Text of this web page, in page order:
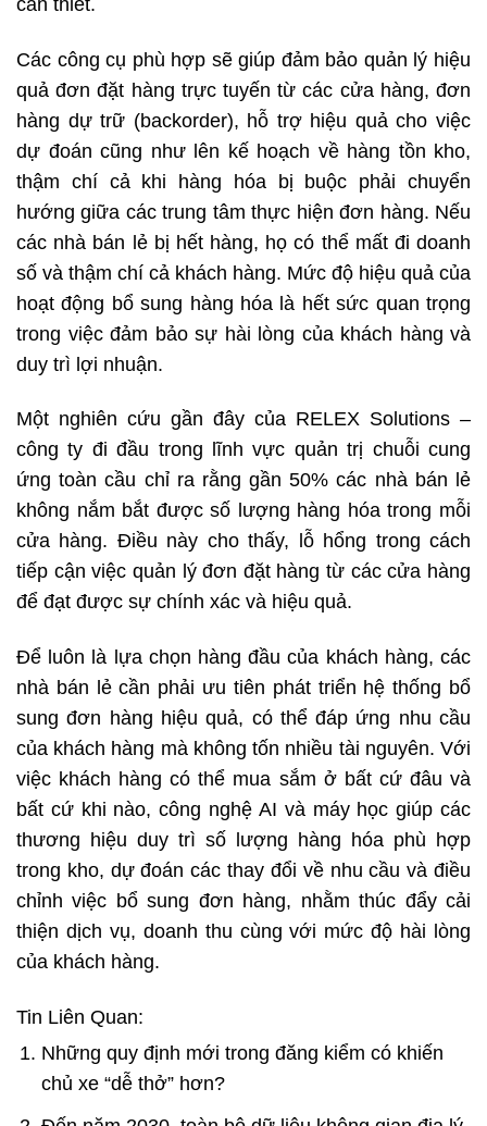
Các công cụ phù hợp sẽ giúp đảm bảo quản lý hiệu
quả đơn đặt hàng trực tuyến từ các cửa hàng, đơn
hàng dự trữ (backorder), hỗ trợ hiệu quả cho việc
dự đoán cũng như lên kế hoạch về hàng tồn kho,
thậm chí cả khi hàng hóa bị buộc phải chuyển
hướng giữa các trung tâm thực hiện đơn hàng. Nếu
các nhà bán lẻ bị hết hàng, họ có thể mất đi doanh
số và thậm chí cả khách hàng. Mức độ hiệu quả của
hoạt động bổ sung hàng hóa là hết sức quan trọng
trong việc đảm bảo sự hài lòng của khách hàng và
duy trì lợi nhuận.
Một nghiên cứu gần đây của RELEX Solutions –
công ty đi đầu trong lĩnh vực quản trị chuỗi cung
ứng toàn cầu chỉ ra rằng gần 50% các nhà bán lẻ
không nắm bắt được số lượng hàng hóa trong mỗi
cửa hàng. Điều này cho thấy, lỗ hổng trong cách
tiếp cận việc quản lý đơn đặt hàng từ các cửa hàng
để đạt được sự chính xác và hiệu quả.
Để luôn là lựa chọn hàng đầu của khách hàng, các
nhà bán lẻ cần phải ưu tiên phát triển hệ thống bổ
sung đơn hàng hiệu quả, có thể đáp ứng nhu cầu
của khách hàng mà không tốn nhiều tài nguyên. Với
việc khách hàng có thể mua sắm ở bất cứ đâu và
bất cứ khi nào, công nghệ AI và máy học giúp các
thương hiệu duy trì số lượng hàng hóa phù hợp
trong kho, dự đoán các thay đổi về nhu cầu và điều
chỉnh việc bổ sung đơn hàng, nhằm thúc đẩy cải
thiện dịch vụ, doanh thu cùng với mức độ hài lòng
của khách hàng.
Tin Liên Quan:
Những quy định mới trong đăng kiểm có khiến
chủ xe “dễ thở” hơn?